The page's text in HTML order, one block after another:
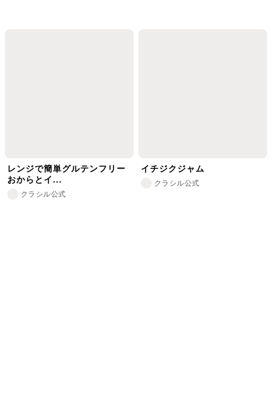
レンジで簡単グルテンフリー
おからとイ...
クラシル公式
イチジクジャム
クラシル公式